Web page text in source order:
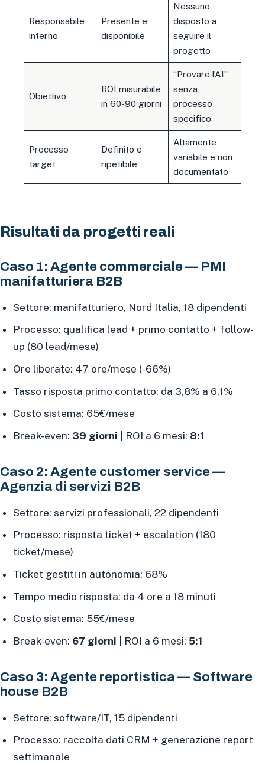
Responsabile
interno
Presente e
disponibile
Nessuno
disposto a
seguire il
progetto
Obiettivo
ROI misurabile
in 60-90 giorni
“Provare l’AI”
senza
processo
specifico
Processo
target
Definito e
ripetibile
Altamente
variabile e non
documentato
Risultati da progetti reali
Caso 1: Agente commerciale — PMI
manifatturiera B2B
Settore: manifatturiero, Nord Italia, 18 dipendenti
Processo: qualifica lead + primo contatto + follow-
up (80 lead/mese)
Ore liberate: 47 ore/mese (-66%)
Tasso risposta primo contatto: da 3,8% a 6,1%
Costo sistema: 65€/mese
Break-even: 39 giorni | ROI a 6 mesi: 8:1
Caso 2: Agente customer service —
Agenzia di servizi B2B
Settore: servizi professionali, 22 dipendenti
Processo: risposta ticket + escalation (180
ticket/mese)
Ticket gestiti in autonomia: 68%
Tempo medio risposta: da 4 ore a 18 minuti
Costo sistema: 55€/mese
Break-even: 67 giorni | ROI a 6 mesi:5:1
Caso 3: Agente reportistica — Software
house B2B
Settore: software/IT, 15 dipendenti
Processo: raccolta dati CRM + generazione report
settimanale